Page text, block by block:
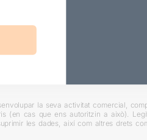
la seva activitat comercial,
cas que ens autoritzin a això).
les dades, així com altres drets